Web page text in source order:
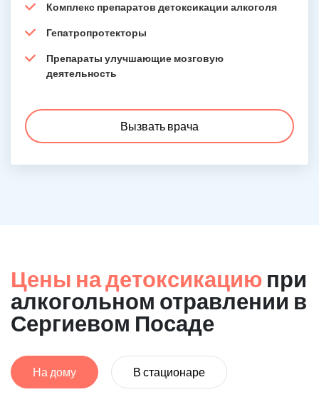
Комплекс препаратов детоксикации алкоголя
Гепатропротекторы
Препараты улучшающие мозговую
деятельность
Вызвать врача
Цены на детоксикацию при
алкогольном отравлении в
Сергиевом Посаде
На дому В стационаре